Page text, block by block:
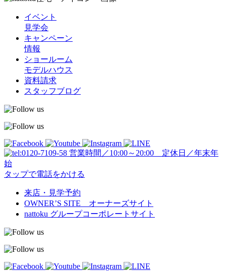
イベント
見学会
キャンペーン
情報
ショールーム
モデルハウス
資料請求
スタッフブログ
営業時間／10:00～20:00 定休日／年末年
始
タップで電話をかける
来店・見学予約
OWNER’S SITE オーナーズサイト
nattoku グループコーポレートサイト